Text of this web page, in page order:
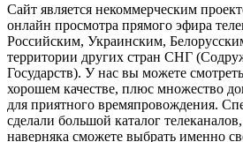
Сайт является некоммерческим
онлайн просмотра прямого эфира
Российским, Украинским,
территории других стран СНГ
Государств). У нас вы можете
хорошем качестве, плюс множество
для приятного времяпровождения.
сделали большой каталог
наверняка сможете выбрать именно